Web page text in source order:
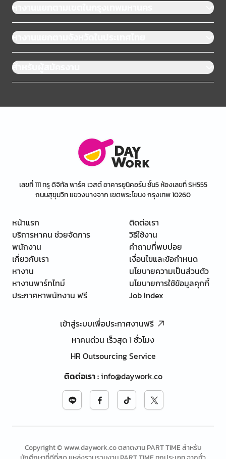
หางานแยกตามเขตในกรุงเทพมหานคร
หางานแยกตามจังหวัดในประเทศไทย
สำหรับผู้สมัครงาน
เลขที่ 111 ทรู ดิจิทัล พาร์ค เวสต์ อาคารยูนิคอร์น ชั้น5 ห้องเลขที่ SH555
ถนนสุขุมวิท แขวงบางจาก เขตพระโขนง กรุงเทพ 10260
หน้าแรก
บริการหาคน ช่วยจัดการ
พนักงาน
เกี่ยวกับเรา
หางาน
หางานพาร์ทไทม์
ประกาศหาพนักงาน ฟรี
ติดต่อเรา
วิธีใช้งาน
คำถามที่พบบ่อย
เงื่อนไขและข้อกำหนด
นโยบายความเป็นส่วนตัว
นโยบายการใช้ข้อมูลคุกกี้
Job Index
เข้าสู่ระบบเพื่อประกาศงานฟรี
หาคนด่วน เร็วสุด 1 ชั่วโมง
HR Outsourcing Service
ติดต่อเรา:info@daywork.co
Copyright © www.daywork.co ตลาดงาน PART TIME สำหรับ